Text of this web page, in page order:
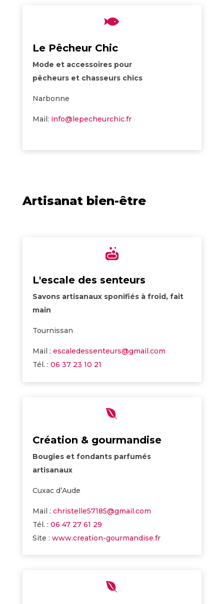

Le Pêcheur Chic
Mode et accessoires pour
pêcheurs et chasseurs chics
Narbonne
Mail: info@lepecheurchic.fr
Artisanat bien-être

L'escale des senteurs
Savons artisanaux sponifiés à froid, fait
main
Tournissan
Mail : escaledessenteurs@gmail.com
Tél. : 06 37 23 10 21

Création & gourmandise
Bougies et fondants parfumés
artisanaux
Cuxac d’Aude
Mail : christelle57185@gmail.com
Tél. : 06 47 27 61 29
Site : www.creation-gourmandise.fr
